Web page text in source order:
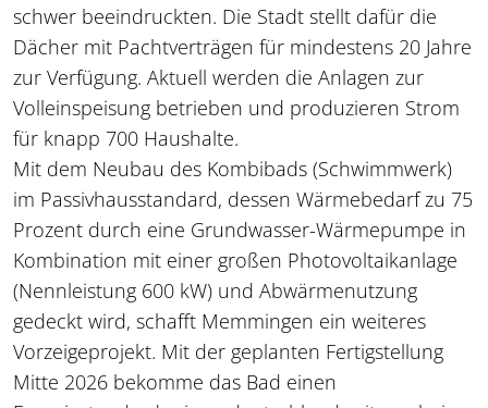
schwer beeindruckten. Die Stadt stellt dafür die
Dächer mit Pachtverträgen für mindestens 20 Jahre
zur Verfügung. Aktuell werden die Anlagen zur
Volleinspeisung betrieben und produzieren Strom
für knapp 700 Haushalte.
Mit dem Neubau des Kombibads (Schwimmwerk)
im Passivhausstandard, dessen Wärmebedarf zu 75
Prozent durch eine Grundwasser-Wärmepumpe in
Kombination mit einer großen Photovoltaikanlage
(Nennleistung 600 kW) und Abwärmenutzung
gedeckt wird, schafft Memmingen ein weiteres
Vorzeigeprojekt. Mit der geplanten Fertigstellung
Mitte 2026 bekomme das Bad einen